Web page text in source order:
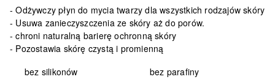
Odżywczy płyn do mycia twarzy dla wszystkich rodzajów skóry
Usuwa zanieczyszczenia ze skóry aż do porów.
chroni naturalną barierę ochronną skóry
Pozostawia skórę czystą i promienną
bez silikonów
bez parafiny